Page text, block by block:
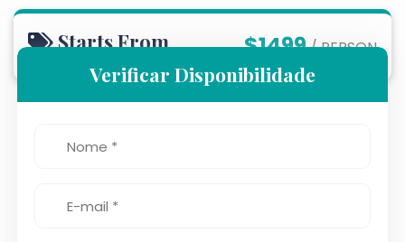
Starts From $1499/ PERSON
Verificar Disponibilidade